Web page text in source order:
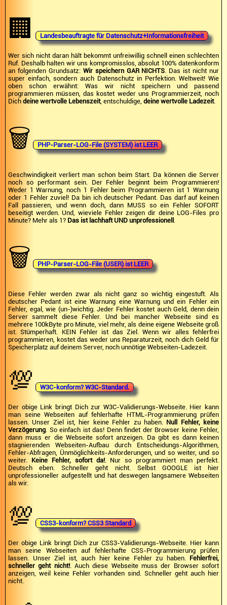
🏢 Landesbeauftragte für Datenschutz+Informationsfreiheit
Wer sich nicht daran hält bekommt unfreiwillig schnell einen schlechten
Ruf. Deshalb halten wir uns kompromisslos, absolut 100% datenkonform
an folgenden Grundsatz: Wir speichern GAR NICHTS. Das ist nicht nur
super einfach, sondern auch Datenschutz in Perfektion. Weltweit! Wie
oben schon erwähnt: Was wir nicht speichern und passend
programmieren müssen, das kostet weder uns Programmierzeit, noch
Dich deine wertvolle Lebenszeit, entschuldige, deine wertvolle Ladezeit.
🗑️ PHP-Parser-LOG-File (SYSTEM) ist LEER
Geschwindigkeit verliert man schon beim Start. Da können die Server
noch so performant sein. Der Fehler beginnt beim Programmieren!
Weder 1 Warnung, noch 1 Fehler beim Programmieren ist 1 Warnung
oder 1 Fehler zuviel! Da bin ich deutscher Pedant. Das darf auf keinen
Fall passieren, und wenn doch, dann MUSS so ein Fehler SOFORT
beseitigt werden. Und, wieviele Fehler zeigen dir deine LOG-Files pro
Minute? Mehr als 1? Das ist lachhaft UND unprofessionell .
🗑️ PHP-Parser-LOG-File (USER) ist LEER
Diese Fehler werden zwar als nicht ganz so wichtig eingestuft. Als
deutscher Pedant ist eine Warnung eine Warnung und ein Fehler ein
Fehler, egal, wie (un-)wichtig. Jeder Fehler kostet auch Geld, denn dein
Server sammelt diese Fehler. Und bei mancher Webseite sind es
mehrere 100kByte pro Minute, viel mehr, als deine eigene Webseite groß
ist. Stümperhaft. KEIN Fehler ist das Ziel. Wenn wir alles fehlerfrei
programmieren, kostet das weder uns Reparaturzeit, noch dich Geld für
Speicherplatz auf deinem Server, noch unnötige Webseiten-Ladezeit.
💯 W3C-konform? W3C-Standard.
Der obige Link bringt Dich zur W3C-Validierungs-Webseite. Hier kann
man seine Webseiten auf fehlerhafte HTML-Programmierung prüfen
lassen. Unser Ziel ist, hier keine Fehler zu haben. Null Fehler, keine
Verzögerung. So einfach ist das! Denn findet der Browser keine Fehler,
dann muss er die Webseite sofort anzeigen. Da gibt es dann keinen
stagnierenden Webseiten-Aufbau durch Entscheidungs-Algorithmen,
Fehler-Abfragen, Ünmöglichkeits-Anforderungen, und so weiter, und so
weiter. Keine Fehler, sofort da!. Nur so programmiert man perfekt.
Deutsch eben. Schneller geht nicht. Selbst GOOGLE ist hier
unprofessioneller aufgestellt und hat deswegen langsamere Webseiten
als wir.
💯 CSS3-konform? CSS3 Standard
Der obige Link bringt Dich zur CSS3-Validierungs-Webseite. Hier kann
man seine Webseiten auf fehlerhafte CSS-Programmierung prüfen
lassen. Unser Ziel ist, auch hier keine Fehler zu haben. Fehlerfrei,
schneller geht nicht!. Auch diese Webseite muss der Browser sofort
anzeigen, weil keine Fehler vorhanden sind. Schneller geht auch hier
nicht.